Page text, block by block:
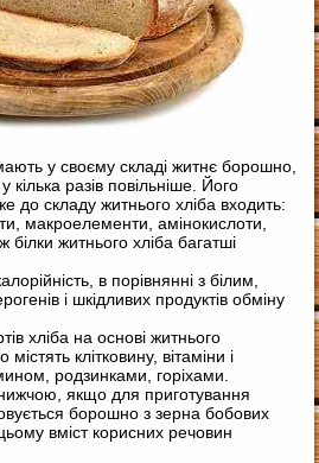
у своєму складі житнє борошно,
кілька разів повільніше. Його
до складу житнього хліба входить:
макроелементи, амінокислоти,
білки житнього хліба багатші
в порівнянні з білим,
і шкідливих продуктів обміну
хліба на основі житнього
клітковину, вітаміни і
родзинками, горіхами.
нижчою, якщо для приготування
борошно з зерна бобових
вміст корисних речовин